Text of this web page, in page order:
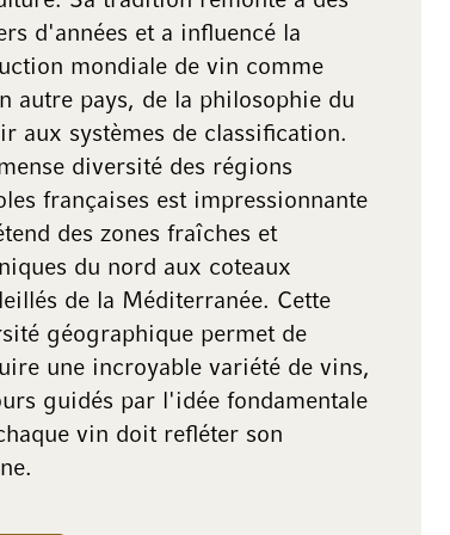
d'années et a influencé la
mondiale de vin comme
autre pays, de la philosophie du
aux systèmes de classification.
diversité des régions
françaises est impressionnante
des zones fraîches et
du nord aux coteaux
de la Méditerranée. Cette
géographique permet de
une incroyable variété de vins,
guidés par l'idée fondamentale
vin doit refléter son